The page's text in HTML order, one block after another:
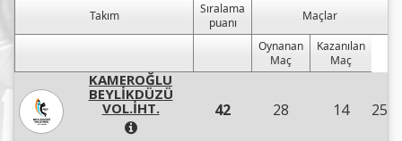
Takım
Sıralama
puanı
Maçlar
Oynanan
Maç
Kazanılan
Maç
KAMEROĞLU
BEYLİKDÜZÜ
VOL.İHT.
42 28 14 25